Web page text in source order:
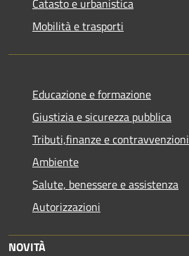
Catasto e urbanistica
Mobilità e trasporti
Educazione e formazione
Giustizia e sicurezza pubblica
Tributi,finanze e contravvenzioni
Ambiente
Salute, benessere e assistenza
Autorizzazioni
NOVITÀ